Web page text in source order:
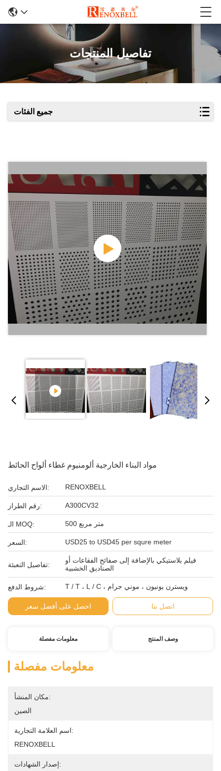
تفاصيل المنتجات
جميع الفئات
مواد البناء الخارجية ألومنيوم غطاء ألواح الحائط
الاسم التجاري: RENOXBELL
رقم الطراز: A300CV32
الـ MOQ: 500 متر مربع
السعر: USD25 to USD45 per squre meter
تفاصيل التعبئة:
فيلم بلاستيكي بالإضافة إلى صفائح الفقاعات أو
الصناديق الخشبية
شروط الدفع: T / T ، L / C ، ويسترن يونيون ، موني جرام
احصل على أفضل سعر اتصل بنا
معلومات مفصلة وصف المنتج
معلومات مفصلة
مكان المنشأ:
الصين
اسم العلامة التجارية:
RENOXBELL
إصدار الشهادات: